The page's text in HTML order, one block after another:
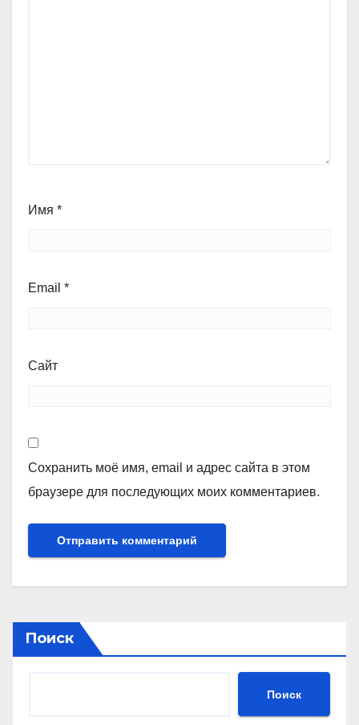
Имя *
Email *
Сайт
Сохранить моё имя, email и адрес сайта в этом
браузере для последующих моих комментариев.
Поиск
Поиск